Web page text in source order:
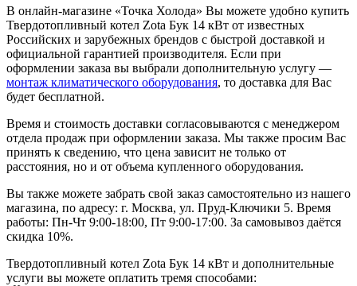
В онлайн-магазине «Точка Холода» Вы можете удобно купить
Твердотопливный котел Zota Бук 14 кВт от известных
Российских и зарубежных брендов с быстрой доставкой и
официальной гарантией производителя. Если при
оформлении заказа вы выбрали дополнительную услугу —
монтаж климатического оборудования, то доставка для Вас
будет бесплатной.
Время и стоимость доставки согласовываются с менеджером
отдела продаж при оформлении заказа. Мы также просим Вас
принять к сведению, что цена зависит не только от
расстояния, но и от объема купленного оборудования.
Вы также можете забрать свой заказ самостоятельно из нашего
магазина, по адресу: г. Москва, ул. Пруд-Ключики 5. Время
работы: Пн-Чт 9:00-18:00, Пт 9:00-17:00. За самовывоз даётся
скидка 10%.
Твердотопливный котел Zota Бук 14 кВт и дополнительные
услуги вы можете оплатить тремя способами: